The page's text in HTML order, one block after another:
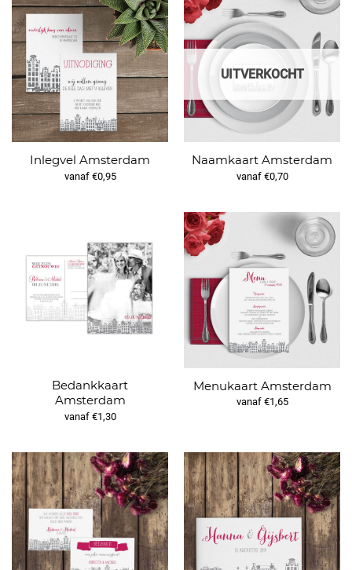
Inlegvel Amsterdam
vanaf €0,95
UITVERKOCHT
Naamkaart Amsterdam
vanaf €0,70
Bedankkaart
Amsterdam
vanaf €1,30
Menukaart Amsterdam
vanaf €1,65